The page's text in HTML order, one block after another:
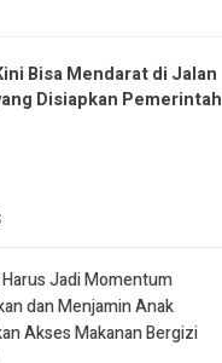
Bisa Mendarat di Jalan
Disiapkan Pemerintah
Jadi Momentum
dan Menjamin Anak
Akses Makanan Bergizi